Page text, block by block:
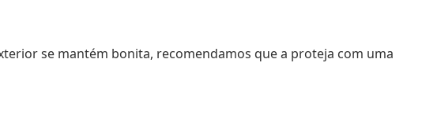
se mantém bonita, recomendamos que a proteja com uma